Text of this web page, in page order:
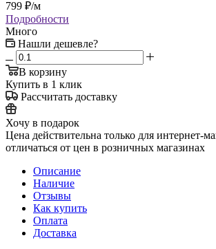
799 ₽/м
Подробности
Много
Нашли дешевле?
В корзину
Купить в 1 клик
Рассчитать доставку
Хочу в подарок
Цена действительна только для интернет-
отличаться от цен в розничных магазинах
Описание
Наличие
Отзывы
Как купить
Оплата
Доставка